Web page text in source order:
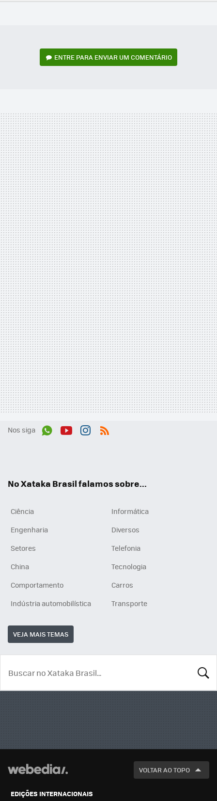
FACEBOOK
TWITTERFLIPBOARD
E-
WHATSAPP
ENTRE PARA ENVIAR UM COMENTÁRIO
Nos siga
No Xataka Brasil falamos sobre...
Ciência
Informática
Engenharia
Diversos
Setores
Telefonia
China
Tecnologia
Comportamento
Carros
Indústria automobilística
Transporte
VEJA MAIS TEMAS
VOLTAR AO TOPO
EDIÇÕES INTERNACIONAIS